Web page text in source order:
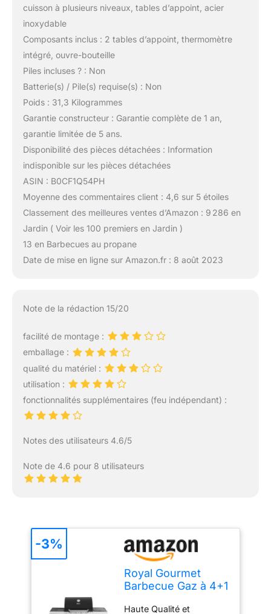
cuisson à plusieurs niveaux, tables d’appoint, acier
inoxydable
Composants inclus : 2 tables d’appoint, thermomètre
intégré, ouvre-bouteille
Piles incluses ? : Non
Batterie(s) / Pile(s) requise(s) : Non
Poids : 31,3 Kilogrammes
Garantie constructeur : Garantie complète de 1 an,
garantie limitée de 5 ans.
Disponibilité des pièces détachées : Information
indisponible sur les pièces détachées
ASIN : B0CF1Q54PH
Moyenne des commentaires client : 4,6 sur 5 étoiles
Classement des meilleures ventes d’Amazon : 9 286 en
Jardin ( Voir les 100 premiers en Jardin )
13 en Barbecues au propane
Date de mise en ligne sur Amazon.fr : 8 août 2023
Note de la rédaction 15/20
facilité de montage :
emballage :
qualité du matériel :
utilisation :
fonctionnalités supplémentaires (feu indépendant) :
Notes des utilisateurs 4.6/5
Note de 4.6 pour 8 utilisateurs
Royal Gourmet
Barbecue Gaz à 4+1
Inoxydable, Gril à
Haute Qualité et
-3%